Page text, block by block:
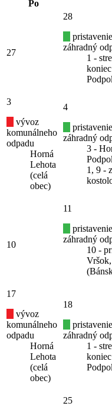
Po
27
28
záhradný
1 -
3
vývoz
komunálneho
odpadu
Horná
Lehota
(celá
obec)
4
záhradný
3 -
1, 9 -
10
11
záhradný
10 -
17
vývoz
komunálneho
odpadu
Horná
Lehota
(celá
obec)
18
záhradný
1 -
25